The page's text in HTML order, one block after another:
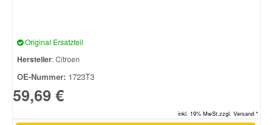
Original Ersatzteil
Hersteller: Citroen
OE-Nummer: 1723T3
59,69 €
inkl. 19% MwSt.zzgl. Versand *